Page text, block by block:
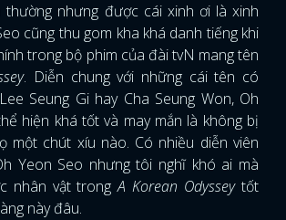
thường nhưng được cái xinh ơi là xinh
cũng thu gom kha khá danh tiếng khi
trong bộ phim của đài tvN mang tên
. Diễn chung với những cái tên có
Seung Gi hay Cha Seung Won, Oh
hiện khá tốt và may mắn là không bị
một chút xíu nào. Có nhiều diễn viên
Yeon Seo nhưng tôi nghĩ khó ai mà
nhân vật trongA Korean Odysseytốt
này đâu.